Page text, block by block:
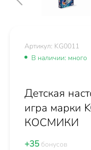
Артикул: KG0011
В наличии: много
Детская
игра марки
КОСМИКИ
+35 бонусов